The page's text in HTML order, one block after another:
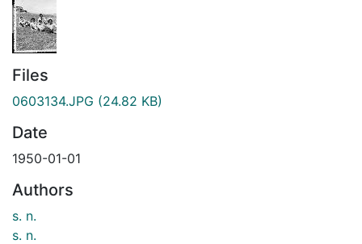
Files
0603134.JPG (24.82 KB)
Date
1950-01-01
Authors
s. n.
s. n.